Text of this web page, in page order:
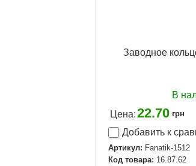
Заводное
В
Цена:22.70 грн
Добавить к
Артикул: Fanatik-1512
Код товара: 16.87.62